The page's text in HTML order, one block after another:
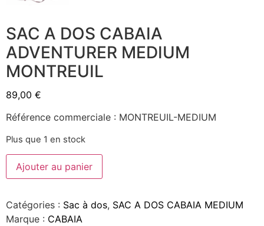
SAC A DOS CABAIA
ADVENTURER MEDIUM
MONTREUIL
89,00 €
Référence commerciale : MONTREUIL-MEDIUM
Plus que 1 en stock
Ajouter au panier
Catégories : Sac à dos, SAC A DOS CABAIA MEDIUM
Marque : CABAIA